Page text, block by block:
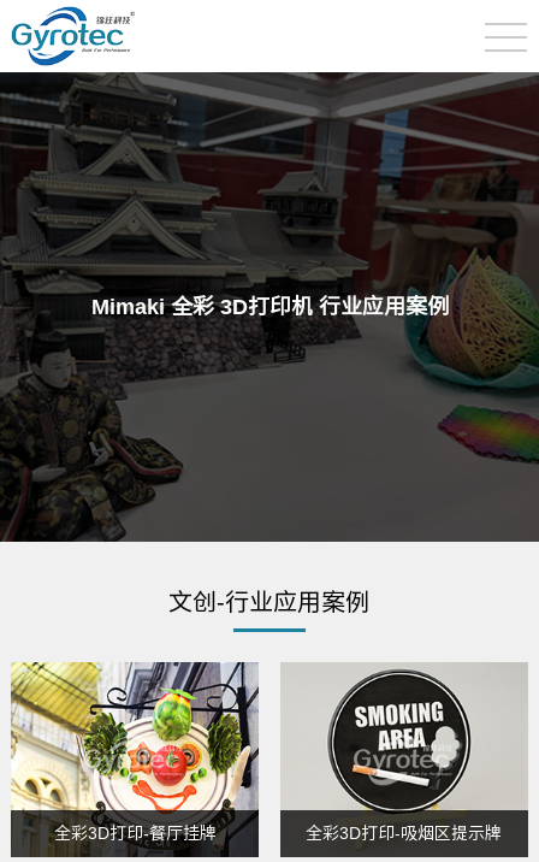
Mimaki 全彩 3D打印机 行业应用案例
文创-行业应用案例
全彩3D打印-餐厅挂牌 全彩3D打印-吸烟区提示牌